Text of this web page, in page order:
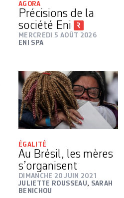
AGORA
Précisions de la
société Eni
MERCREDI 5 AOÛT 2026
ENI SPA
ÉGALITÉ
Au Brésil, les mères
s’organisent
DIMANCHE 20 JUIN 2021
JULIETTE ROUSSEAU, SARAH
BENICHOU